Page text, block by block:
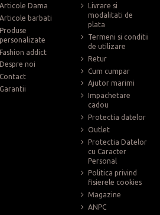
Articole Dama
Articole barbati
Produse
personalizate
Fashion addict
Despre noi
Contact
Garantii
Livrare si
modalitati de
plata
Termeni si conditii
de utilizare
Retur
Cum cumpar
Ajutor marimi
Impachetare
cadou
Protectia datelor
Outlet
Protectia Datelor
cu Caracter
Personal
Politica privind
fisierele cookies
Magazine
ANPC